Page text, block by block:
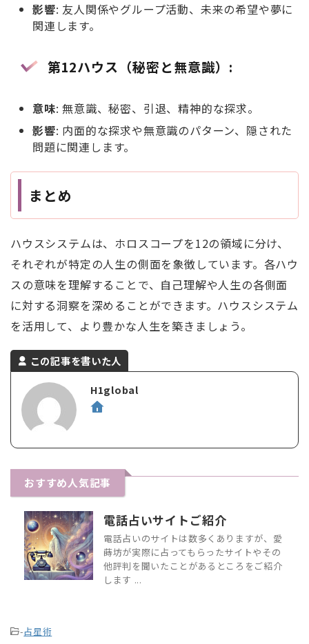
影響: 友人関係やグループ活動、未来の希望や夢に
関連します。
第12ハウス（秘密と無意識） :
意味: 無意識、秘密、引退、精神的な探求。
影響: 内面的な探求や無意識のパターン、隠された
問題に関連します。
まとめ
ハウスシステムは、ホロスコープを12の領域に分け、
それぞれが特定の人生の側面を象徴しています。各ハウ
スの意味を理解することで、自己理解や人生の各側面
に対する洞察を深めることができます。ハウスシステム
を活用して、より豊かな人生を築きましょう。
この記事を書いた人
H1global
おすすめ人気記事
電話占いサイトご紹介
電話占いのサイトは数多くありますが、愛
蒔坊が実際に占ってもらったサイトやその
他評判を聞いたことがあるところをご紹介
します ...
-占星術